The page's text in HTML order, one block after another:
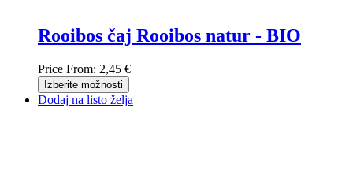
Rooibos čaj Rooibos natur - BIO
Price From: 2,45 €
Izberite možnosti
Dodaj na listo želja